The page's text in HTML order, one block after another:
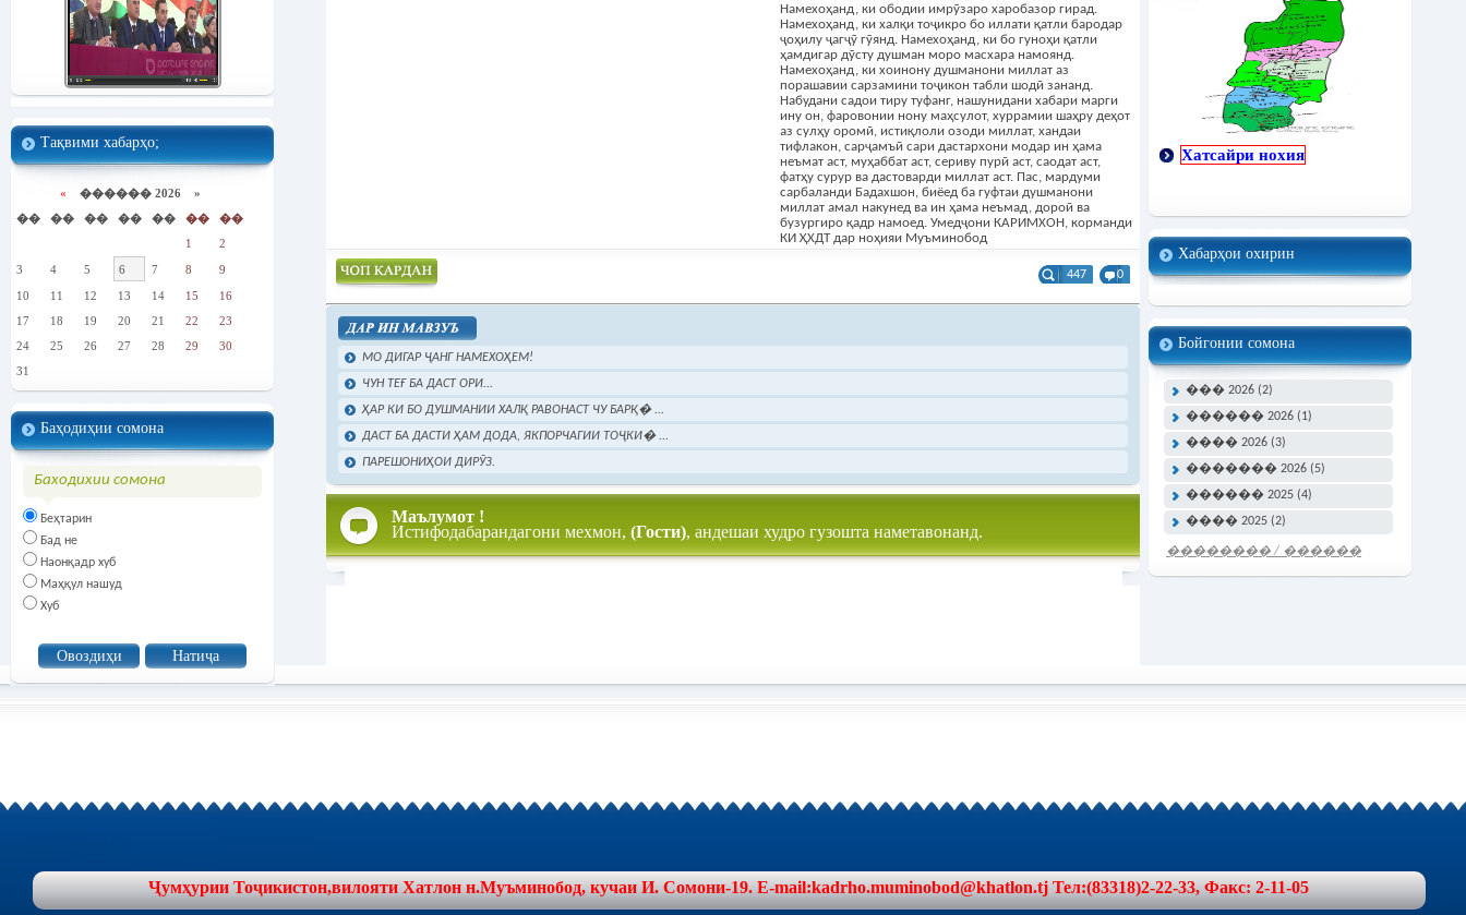
Тақвими хабарҳо;
« ������ 2026 »
��
�� �� �� �� ��
��
1
2
3
4 5 6 7 8
9
10
11 12 13 14 15
16
17
18 19 20 21 22
23
24
25 26 27 28 29
30
31
Баҳодиҳии сомона
Баходихии сомона
Беҳтарин
Бад не
Наонқадр хуб
Маҳқул нашуд
Хуб
Хатсайри нохия
Хабарҳои охирин
Бойгонии сомона
��� 2026 (2)
������ 2026 (1)
���� 2026 (3)
������� 2026 (5)
������ 2025 (4)
���� 2025 (2)
�������� / ������
���� �����
Намехоҳанд, ки ободии имрӯзаро харобазор гирад.
Намехоҳанд, ки халқи тоҷикро бо иллати қатли бародар
ҷоҳилу ҷагҷӯ гӯянд. Намехоҳанд, ки бо гуноҳи қатли
ҳамдигар дӯсту душман моро масхара намоянд.
Намехоҳанд, ки хоинону душманони миллат аз
порашавии сарзамини тоҷикон табли шодӣ зананд.
Набудани садои тиру туфанг, нашунидани хабари марги
ину он, фаровонии нону маҳсулот, хуррамии шаҳру деҳот
аз сулҳу оромӣ, истиқлоли озоди миллат, хандаи
тифлакон, сарҷамъӣ сари дастархони модар ин ҳама
неъмат аст, муҳаббат аст, сериву пурӣ аст, саодат аст,
фатҳу сурур ва дастоварди миллат аст. Пас, мардуми
сарбаланди Бадахшон, биёед ба гуфтаи душманони
миллат амал накунед ва ин ҳама неъмад, дороӣ ва
бузургиро қадр намоед. Умедҷони КАРИМХОН, корманди
КИ ҲХДТ дар ноҳияи Муъминобод
447 0
Чоп намудан
МО ДИГАР ҶАНГ НАМЕХОҲЕМ!
ЧУН ТЕҒ БА ДАСТ ОРИ...
ҲАР КИ БО ДУШМАНИИ ХАЛҚ РАВОНАСТ ЧУ БАРҚ� ...
ДАСТ БА ДАСТИ ҲАМ ДОДА, ЯКПОРЧАГИИ ТОҶКИ� ...
ПАРЕШОНИҲОИ ДИРӮЗ.
Маълумот !
Истифодабарандагони мехмон, (Гости), андешаи худро гузошта наметавонанд.
Ҷумҳурии Тоҷикистон,вилояти Хатлон н.Муъминобод, кучаи И. Сомони-19. E-mail:kadrho.muminobod@khatlon.tj Тел:(83318)2-22-33, Факс: 2-11-05